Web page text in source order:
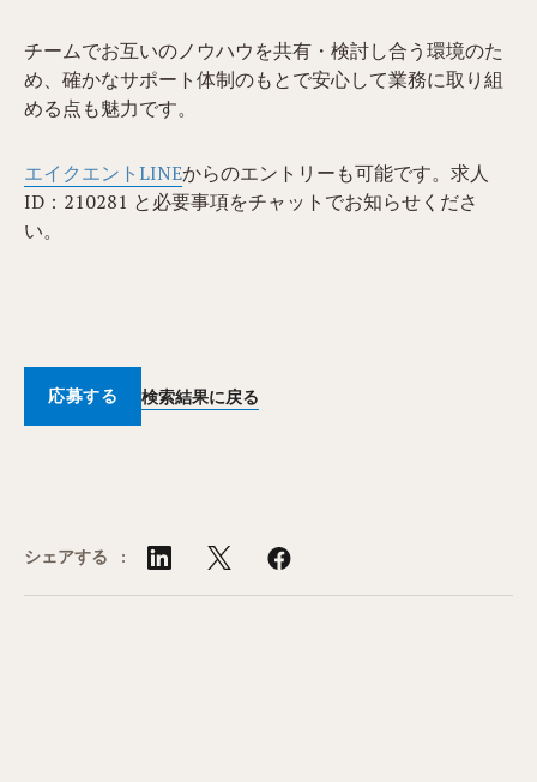
チームでお互いのノウハウを共有・検討し合う環境のた
め、確かなサポート体制のもとで安心して業務に取り組
める点も魅力です。
エイクエントLINEからのエントリーも可能です。求人
ID：​​​210281 と必要事項をチャットでお知らせくださ
い。
応募する 検索結果に戻る
シェアする :